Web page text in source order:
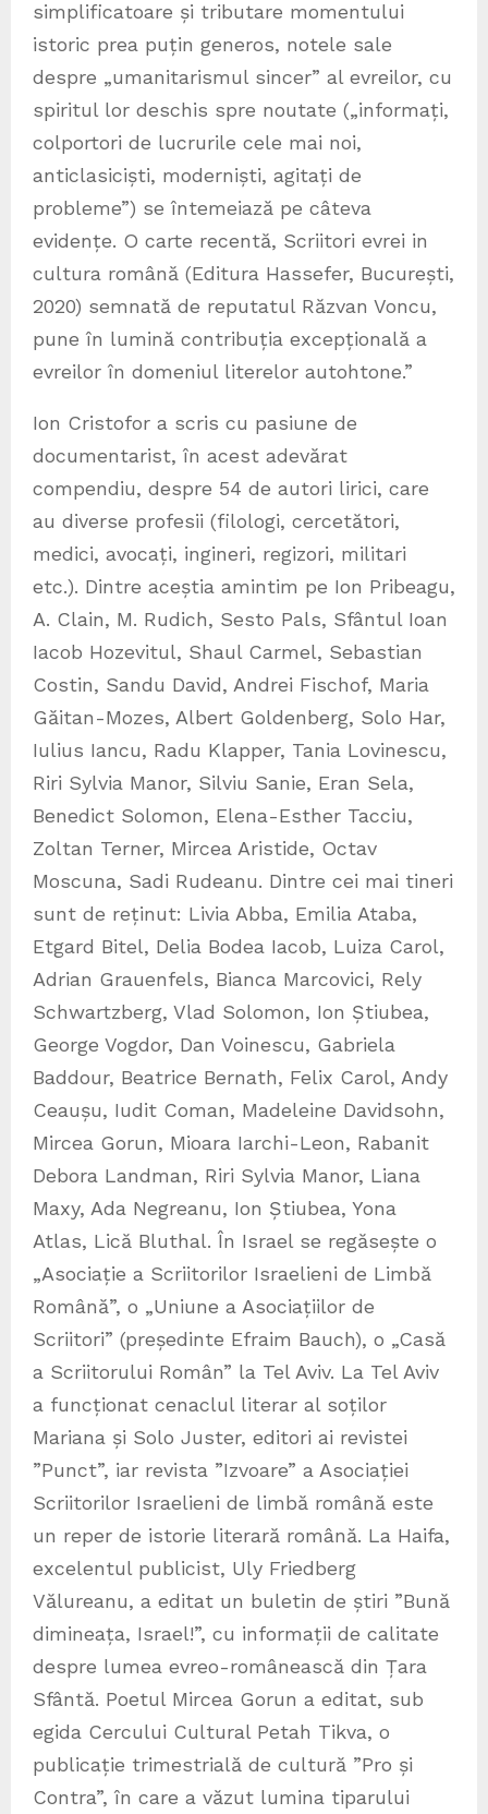
simplificatoare și tributare momentului
istoric prea puțin generos, notele sale
despre „umanitarismul sincer” al evreilor, cu
spiritul lor deschis spre noutate („informați,
colportori de lucrurile cele mai noi,
anticlasiciști, moderniști, agitați de
probleme”) se întemeiază pe câteva
evidențe. O carte recentă, Scriitori evrei in
cultura română (Editura Hassefer, București,
2020) semnată de reputatul Răzvan Voncu,
pune în lumină contribuția excepțională a
evreilor în domeniul literelor autohtone.”
Ion Cristofor a scris cu pasiune de
documentarist, în acest adevărat
compendiu, despre 54 de autori lirici, care
au diverse profesii (filologi, cercetători,
medici, avocați, ingineri, regizori, militari
etc.). Dintre aceștia amintim pe Ion Pribeagu,
A. Clain, M. Rudich, Sesto Pals, Sfântul Ioan
Iacob Hozevitul, Shaul Carmel, Sebastian
Costin, Sandu David, Andrei Fischof, Maria
Găitan-Mozes, Albert Goldenberg, Solo Har,
Iulius Iancu, Radu Klapper, Tania Lovinescu,
Riri Sylvia Manor, Silviu Sanie, Eran Sela,
Benedict Solomon, Elena-Esther Tacciu,
Zoltan Terner, Mircea Aristide, Octav
Moscuna, Sadi Rudeanu. Dintre cei mai tineri
sunt de reținut: Livia Abba, Emilia Ataba,
Etgard Bitel, Delia Bodea Iacob, Luiza Carol,
Adrian Grauenfels, Bianca Marcovici, Rely
Schwartzberg, Vlad Solomon, Ion Știubea,
George Vogdor, Dan Voinescu, Gabriela
Baddour, Beatrice Bernath, Felix Carol, Andy
Ceaușu, Iudit Coman, Madeleine Davidsohn,
Mircea Gorun, Mioara Iarchi-Leon, Rabanit
Debora Landman, Riri Sylvia Manor, Liana
Maxy, Ada Negreanu, Ion Știubea, Yona
Atlas, Lică Bluthal. În Israel se regăsește o
„Asociație a Scriitorilor Israelieni de Limbă
Română”, o „Uniune a Asociațiilor de
Scriitori” (președinte Efraim Bauch), o „Casă
a Scriitorului Român” la Tel Aviv. La Tel Aviv
a funcționat cenaclul literar al soților
Mariana și Solo Juster, editori ai revistei
”Punct”, iar revista ”Izvoare” a Asociației
Scriitorilor Israelieni de limbă română este
un reper de istorie literară română. La Haifa,
excelentul publicist, Uly Friedberg
Vălureanu, a editat un buletin de știri ”Bună
dimineața, Israel!”, cu informații de calitate
despre lumea evreo-românească din Țara
Sfântă. Poetul Mircea Gorun a editat, sub
egida Cercului Cultural Petah Tikva, o
publicație trimestrială de cultură ”Pro și
Contra”, în care a văzut lumina tiparului